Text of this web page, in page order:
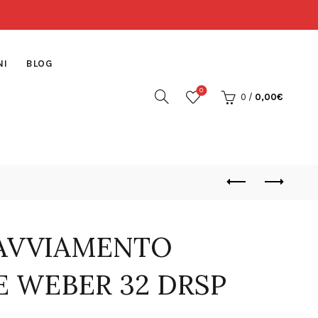
BLOG
0
0 / 0,00€
WEBER 32 DRSP